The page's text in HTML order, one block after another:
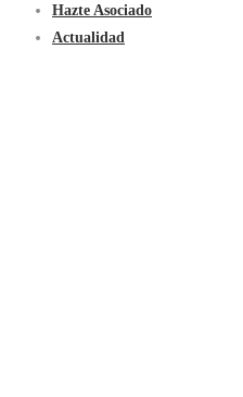
Hazte Asociado
Actualidad